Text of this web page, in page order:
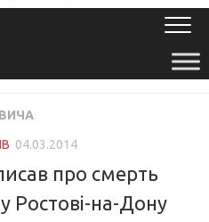
04.03.2014
про смерть
Ростові-на-Дону